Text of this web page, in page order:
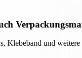
Klebeband und